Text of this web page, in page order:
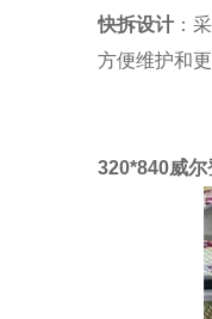
快拆设计：
方便维护和
320*840威